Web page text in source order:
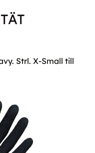
Strl. X-Small till